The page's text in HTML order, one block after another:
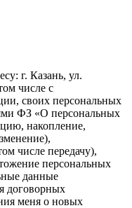
г. Казань, ул.
числе с
своих персональных
ФЗ «О персональных
накопление,
числе передачу),
персональных
данные
договорных
меня о новых